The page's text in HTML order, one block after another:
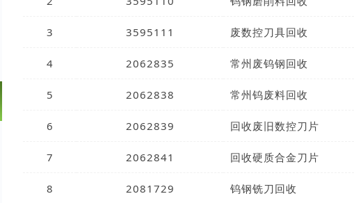
3 3595111 废数控刀具回收
4 2062835 常州废钨钢回收
5 2062838 常州钨废料回收
6 2062839 回收废旧数控刀片
7 2062841 回收硬质合金刀片
8 2081729 钨钢铣刀回收